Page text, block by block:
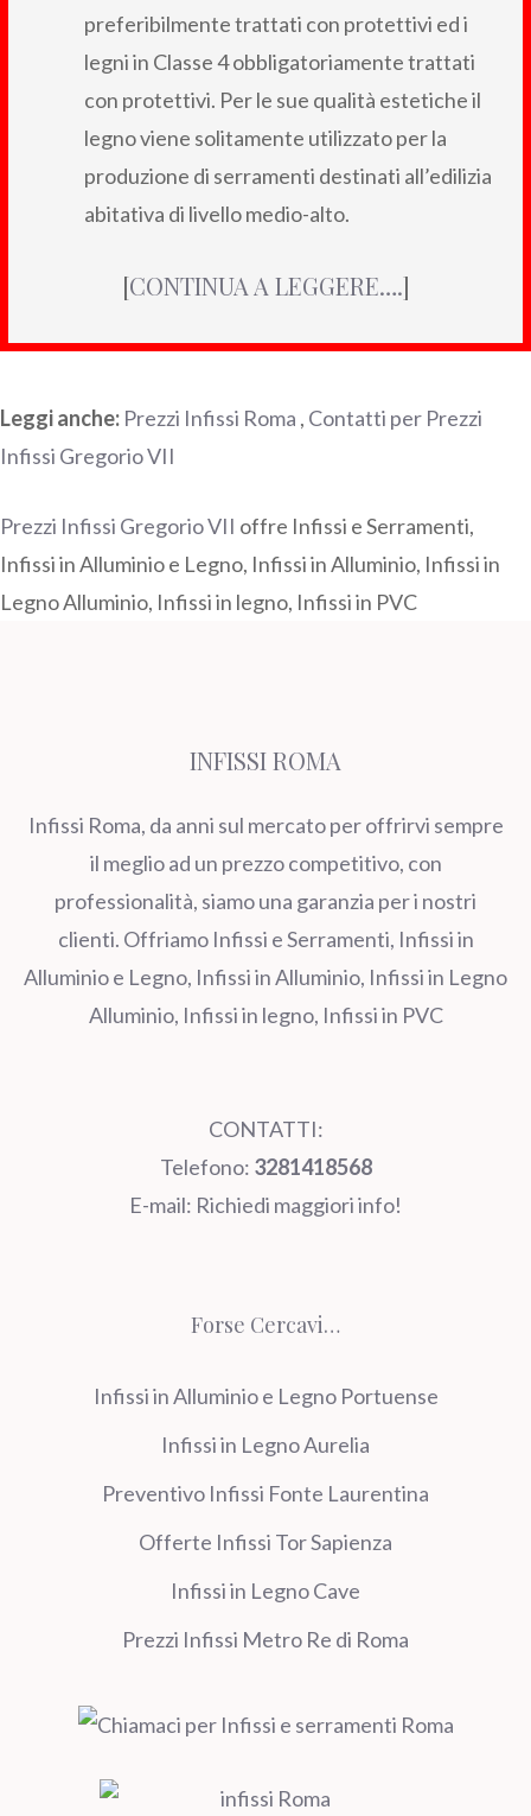
preferibilmente trattati con protettivi ed i
legni in Classe 4 obbligatoriamente trattati
con protettivi. Per le sue qualità estetiche il
legno viene solitamente utilizzato per la
produzione di serramenti destinati all’edilizia
abitativa di livello medio-alto.
[CONTINUA A LEGGERE….]
Leggi anche: Prezzi Infissi Roma , Contatti per Prezzi
Infissi Gregorio VII
Prezzi Infissi Gregorio VII offre Infissi e Serramenti,
Infissi in Alluminio e Legno, Infissi in Alluminio, Infissi in
Legno Alluminio, Infissi in legno, Infissi in PVC
INFISSI ROMA
Infissi Roma, da anni sul mercato per offrirvi sempre
il meglio ad un prezzo competitivo, con
professionalità, siamo una garanzia per i nostri
clienti. Offriamo Infissi e Serramenti, Infissi in
Alluminio e Legno, Infissi in Alluminio, Infissi in Legno
Alluminio, Infissi in legno, Infissi in PVC
CONTATTI:
Telefono: 3281418568
E-mail: Richiedi maggiori info!
Forse Cercavi…
Infissi in Alluminio e Legno Portuense
Infissi in Legno Aurelia
Preventivo Infissi Fonte Laurentina
Offerte Infissi Tor Sapienza
Infissi in Legno Cave
Prezzi Infissi Metro Re di Roma